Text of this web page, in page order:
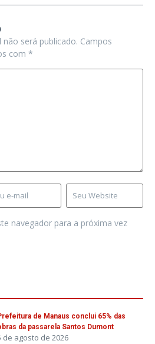
será publicado. Campos
com *
navegador para a próxima vez
de Manaus conclui 65% das
da passarela Santos Dumont
de agosto de 2026